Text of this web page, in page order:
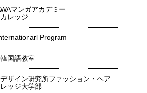
マンガアカデミー
レッジ
Program
国語教室
ザイン研究所ファッション・ヘア
ッジ大学部